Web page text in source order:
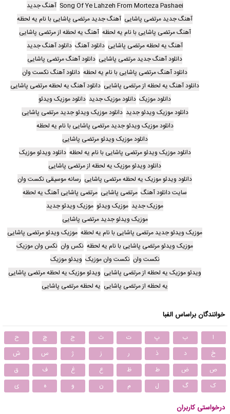
Song Of Ye Lahzeh From Morteza Pashaei آهنگ جدید
آهنگ جدید مرتضی پاشایی آهنگ جدید مرتضی پاشایی با نام یه لحظه
آهنگ مرتضی پاشایی با نام یه لحظه آهنگ یه لحظه از مرتضی پاشایی
آهنگ یه لحظه مرتضی پاشایی دانلود آهنگ دانلود آهنگ جدید
دانلود آهنگ جدید مرتضی پاشایی دانلود آهنگ مرتضی پاشایی
دانلود آهنگ مرتضی پاشایی با نام یه لحظه دانلود آهنگ نکست وان
دانلود آهنگ یه لحظه از مرتضی پاشایی دانلود آهنگ یه لحظه مرتضی پاشایی
دانلود موزیک دانلود موزیک جدید دانلود موزیک ویدئو
دانلود موزیک ویدئو جدید دانلود موزیک ویدئو جدید مرتضی پاشایی
دانلود موزیک ویدئو جدید مرتضی پاشایی با نام یه لحظه
دانلود موزیک ویدئو مرتضی پاشایی
دانلود موزیک ویدئو مرتضی پاشایی با نام یه لحظه دانلود ویدئو موزیک
دانلود ویدئو موزیک یه لحظه از مرتضی پاشایی
دانلود ویدئو موزیک یه لحظه مرتضی پاشایی رسانه موسیقی نکست وان
سایت دانلود آهنگ مرتضی پاشایی مرتضی پاشایی آهنگ یه لحظه
موزیک جدید موزیک ویدئو موزیک ویدئو جدید
موزیک ویدئو جدید مرتضی پاشایی
موزیک ویدئو جدید مرتضی پاشایی با نام یه لحظه موزیک ویدئو مرتضی پاشایی
موزیک ویدئو مرتضی پاشایی با نام یه لحظه نکس وان نکس وان موزیک
نکست وان نکست وان موزیک ویدئو موزیک
ویدئو موزیک یه لحظه از مرتضی پاشایی ویدئو موزیک یه لحظه مرتضی پاشایی
یه لحظه از مرتضی پاشایی یه لحظه مرتضی پاشایی
خوانندگان براساس الفبا
ا ب پ ت ث ج چ
ح
خ
د ذ ر ز ژ س
ش
ص
ض ط ظ ع غ ف
ق
ک
گ ل م ن و ه ی
درخواستی کاربران